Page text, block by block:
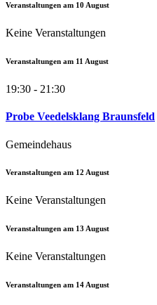
Veranstaltungen am 10 August
Keine Veranstaltungen
Veranstaltungen am 11 August
19:30 - 21:30
Probe Veedelsklang Braunsfeld
Gemeindehaus
Veranstaltungen am 12 August
Keine Veranstaltungen
Veranstaltungen am 13 August
Keine Veranstaltungen
Veranstaltungen am 14 August